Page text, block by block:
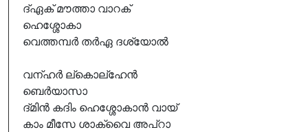
ദ്ഏക് മൗത്താ വാറക്
ഹെശ്ശോകാ
വെത്തമ്പർ തർഏ ദശ്യോൽ
വന്ഹർ ല്കൊല്ഹേൻ
ബെർയാസാ
ദ്മിൻ കദിം ഹെശ്ശോകാൻ വായ്
കാം മീസേ ശാക്വൈ അപ്റാ